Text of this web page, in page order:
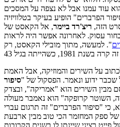
עוד עמנו אבל לא נצפה על המסכים
הזה, ריצ'רד ביימר, אל הקאסט של
בחור עסוק. לאחרונה אפשר היה לראות
". למעשה, מתוך מובילי הקאסט, רק
על השירים והמוזיקה, אבל האמת
שכבר ידוע ונאמר. הפסקול של "סיפור
מבין השירים הוא "אמריקה", ובצדק
השוטר קרופקה" הוא נאמבר מעולה
כי "סיפור הפרברים" זה תרגום עברי
של ספק המחזמר הכי טוב מבין ארבעת